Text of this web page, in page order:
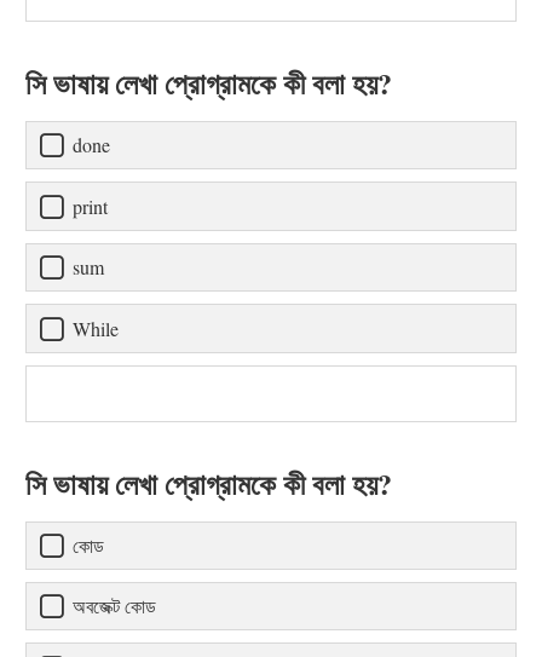
সি ভাষায় লেখা প্রোগ্রামকে কী বলা হয়?
done
print
sum
While
সি ভাষায় লেখা প্রোগ্রামকে কী বলা হয়?
কোড
অবজেক্ট কোড